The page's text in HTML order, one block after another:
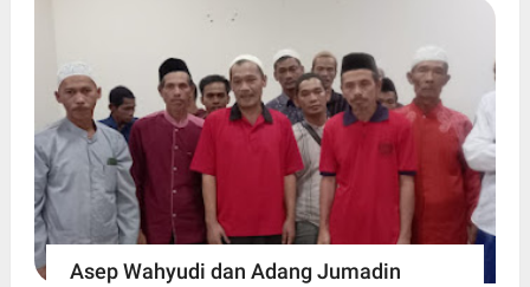
Asep Wahyudi dan Adang Jumadin